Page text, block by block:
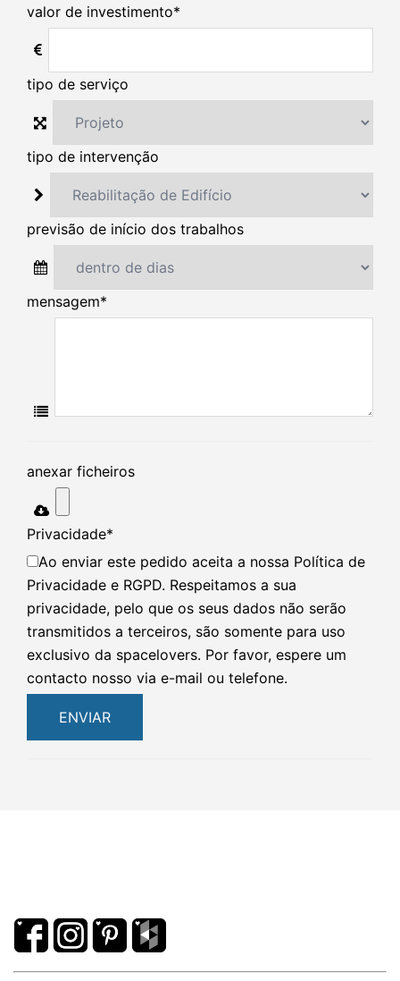
valor de investimento*
tipo de serviço
tipo de intervenção
previsão de início dos trabalhos
mensagem*
anexar ficheiros
Privacidade*
Ao enviar este pedido aceita a nossa Política de
Privacidade e RGPD. Respeitamos a sua
privacidade, pelo que os seus dados não serão
transmitidos a terceiros, são somente para uso
exclusivo da spacelovers. Por favor, espere um
contacto nosso via e-mail ou telefone.
ENVIAR